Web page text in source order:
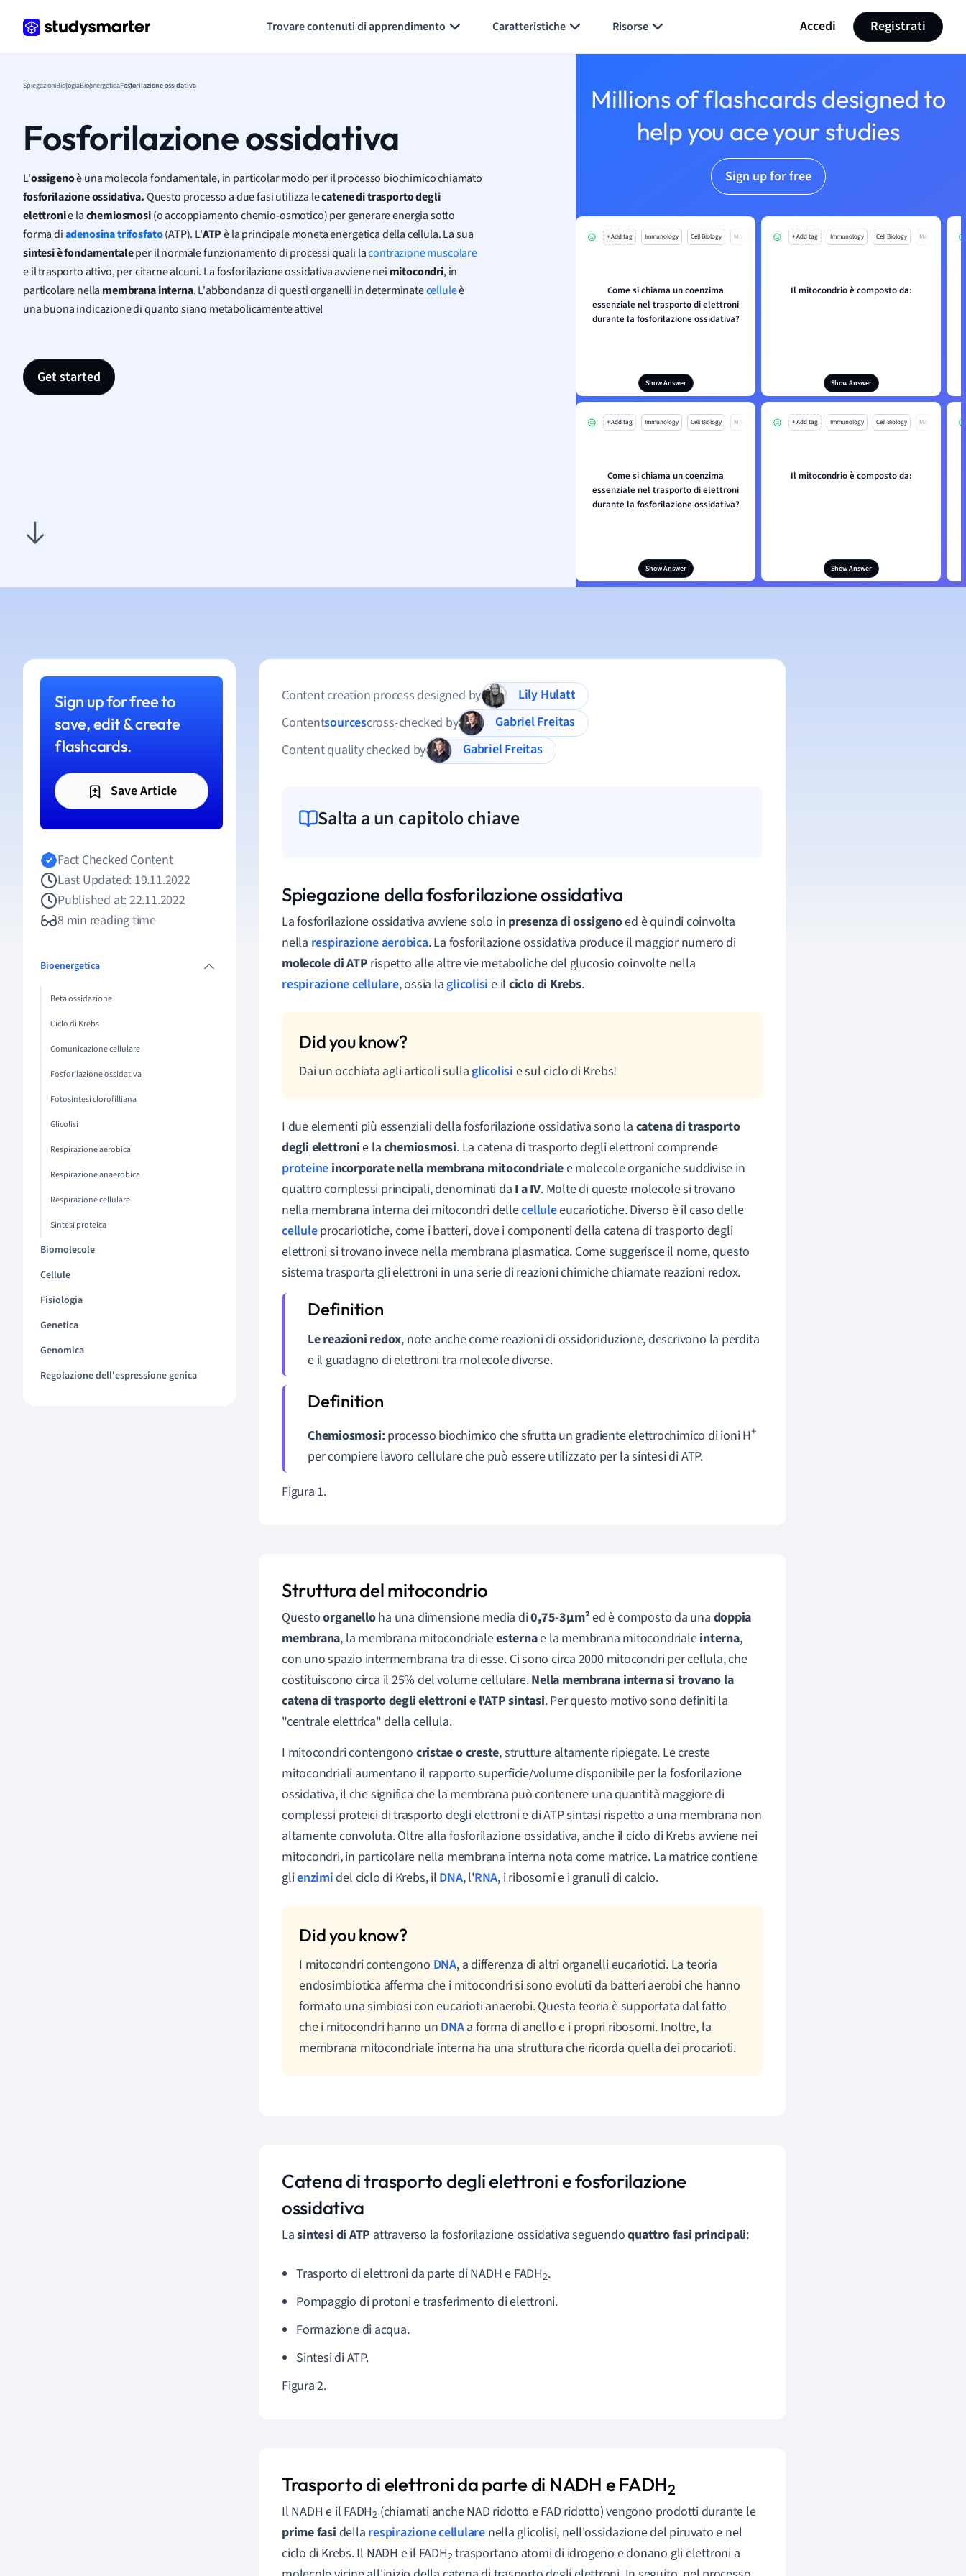
Trovare contenuti di apprendimento Caratteristiche Risorse Accedi Registrati
SpiegazioniBiologiaBioenergeticaFosforilazione ossidativa
Fosforilazione ossidativa
L'ossigenoè una molecola fondamentale, in particolar modo per il processo biochimico chiamato
fosforilazione ossidativa.Questo processo a due fasi utilizza lecatene di trasporto degli
elettronie lachemiosmosi(o accoppiamento chemio-osmotico) per generare energia sotto
forma diadenosina trifosfato(ATP). L'ATPè la principale moneta energetica della cellula. La sua
sintesi è fondamentaleper il normale funzionamento di processi quali lacontrazione muscolare
e il trasporto attivo, per citarne alcuni. La fosforilazione ossidativa avviene nei mitocondri, in
particolare nella membrana interna. L'abbondanza di questi organelli in determinatecelluleè
una buona indicazione di quanto siano metabolicamente attive!
Get started
Millions of flashcards designed to
help you ace your studies
Sign up for free
+ Add tag Immunology Cell Biology Mo
Come si chiama un coenzima
essenziale nel trasporto di elettroni
durante la fosforilazione ossidativa?
Show Answer
+ Add tag Immunology Cell Biology Mo
Il mitocondrio è composto da:
Show Answer
+ Add tag Immunology Cell Biology Mo
Come si chiama un coenzima
essenziale nel trasporto di elettroni
durante la fosforilazione ossidativa?
Show Answer
+ Add tag Immunology Cell Biology Mo
Il mitocondrio è composto da:
Show Answer
Sign up for free to
save, edit & create
flashcards.
Save Article
Fact Checked Content
Last Updated: 19.11.2022
Published at: 22.11.2022
8 min reading time
Bioenergetica
Beta ossidazione
Ciclo di Krebs
Comunicazione cellulare
Fosforilazione ossidativa
Fotosintesi clorofilliana
Glicolisi
Respirazione aerobica
Respirazione anaerobica
Respirazione cellulare
Sintesi proteica
Biomolecole
Cellule
Fisiologia
Genetica
Genomica
Regolazione dell'espressione genica
Content creation process designed by
Lily Hulatt
Contentsourcescross-checked by
Gabriel Freitas
Content quality checked by
Gabriel Freitas
Salta a un capitolo chiave
Spiegazione della fosforilazione ossidativa
La fosforilazione ossidativa avviene solo in presenza di ossigenoed è quindi coinvolta
nella respirazione aerobica. La fosforilazione ossidativa produce il maggior numero di
molecole di ATP rispetto alle altre vie metaboliche del glucosio coinvolte nella
respirazione cellulare, ossia laglicolisi e il ciclo di Krebs.
Dai un occhiata agli articoli sullaglicolisi e sul ciclo di Krebs!
I due elementi più essenziali della fosforilazione ossidativa sono la catena di trasporto
degli elettronie lachemiosmosi. La catena di trasporto degli elettroni comprende
proteine incorporate nella membrana mitocondrialee molecole organiche suddivise in
quattro complessi principali, denominati da I a IV. Molte di queste molecole si trovano
nella membrana interna dei mitocondri dellecelluleeucariotiche. Diverso è il caso delle
celluleprocariotiche, come i batteri, dove i componenti della catena di trasporto degli
elettroni si trovano invece nella membrana plasmatica. Come suggerisce il nome, questo
sistema trasporta gli elettroni in una serie di reazioni chimiche chiamate reazioni redox.
Le reazioni redox, note anche come reazioni di ossidoriduzione, descrivono la perdita
e il guadagno di elettroni tra molecole diverse.
Chemiosmosi:processo biochimico che sfrutta un gradiente elettrochimico di ioni H+
per compiere lavoro cellulare che può essere utilizzato per la sintesi di ATP.
Figura 1.
Struttura del mitocondrio
Questoorganelloha una dimensione media di0,75-3μm²ed è composto da una doppia
membrana, la membrana mitocondrialeesternae la membrana mitocondrialeinterna,
con uno spazio intermembrana tra di esse. Ci sono circa 2000 mitocondri per cellula, che
costituiscono circa il 25% del volume cellulare.Nella membrana interna si trovano la
catena di trasporto degli elettroni e l'ATP sintasi. Per questo motivo sono definiti la
"centrale elettrica" della cellula.
I mitocondri contengono cristae o creste, strutture altamente ripiegate. Le creste
mitocondriali aumentano il rapporto superficie/volume disponibile per la fosforilazione
ossidativa, il che significa che la membrana può contenere una quantità maggiore di
complessi proteici di trasporto degli elettroni e di ATP sintasi rispetto a una membrana non
altamente convoluta. Oltre alla fosforilazione ossidativa, anche il ciclo di Krebs avviene nei
mitocondri, in particolare nella membrana interna nota come matrice. La matrice contiene
glienzimidel ciclo di Krebs, il DNA, l'RNA, i ribosomi e i granuli di calcio.
I mitocondri contengono DNA, a differenza di altri organelli eucariotici. La teoria
endosimbiotica afferma che i mitocondri si sono evoluti da batteri aerobi che hanno
formato una simbiosi con eucarioti anaerobi. Questa teoria è supportata dal fatto
che i mitocondri hanno un DNAa forma di anello e i propri ribosomi. Inoltre, la
membrana mitocondriale interna ha una struttura che ricorda quella dei procarioti.
Catena di trasporto degli elettroni e fosforilazione
ossidativa
Lasintesi di ATP attraverso la fosforilazione ossidativa seguendoquattro fasi principali:
Trasporto di elettroni da parte di NADH e FADH2.
Pompaggio di protoni e trasferimento di elettroni.
Formazione di acqua.
Sintesi di ATP.
Figura 2.
Trasporto di elettroni da parte di NADH e FADH2
Il NADH e il FADH2 (chiamati anche NAD ridotto e FAD ridotto) vengono prodotti durante le
prime fasi della respirazione cellulare nella glicolisi, nell'ossidazione del piruvato e nel
ciclo di Krebs. Il NADH e il FADH2trasportano atomi di idrogeno e donano gli elettroni a